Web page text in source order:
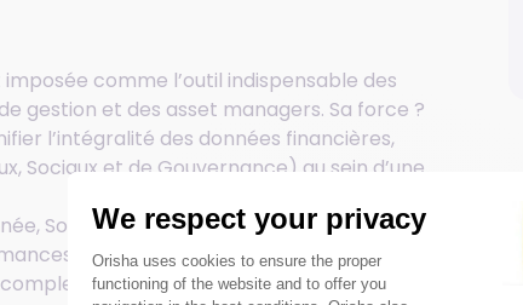
comme l’outil indispensable des
gestion et des asset managers. Sa force ?
l’intégralité des données financières,
Sociaux et de Gouvernance) au sein d’une
Soneka transforme la gestion de portefeuille en
la modélisation des prévisions budgétaires,
et, in fine, la prise de décision stratégique.